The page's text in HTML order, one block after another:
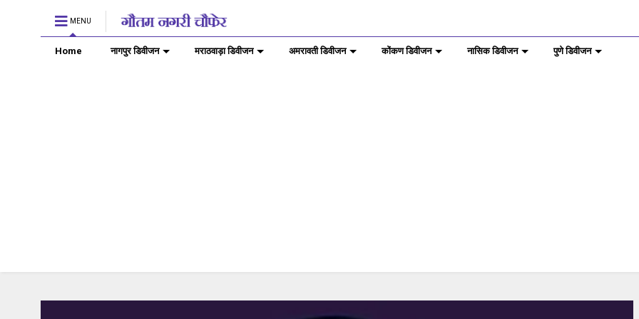
MENU
Home नागपुर डिवीजन मराठवाड़ा डिवीजन अमरावती डिवीजन कोंकण डिवीजन नासिक डिवीजन पुणे डिवीजन